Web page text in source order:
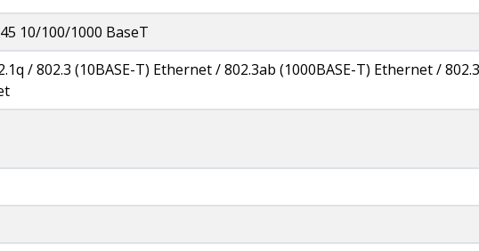
10/100/1000 BaseT
/ 802.3 (10BASE-T) Ethernet / 802.3ab (1000BASE-T) Ethernet /